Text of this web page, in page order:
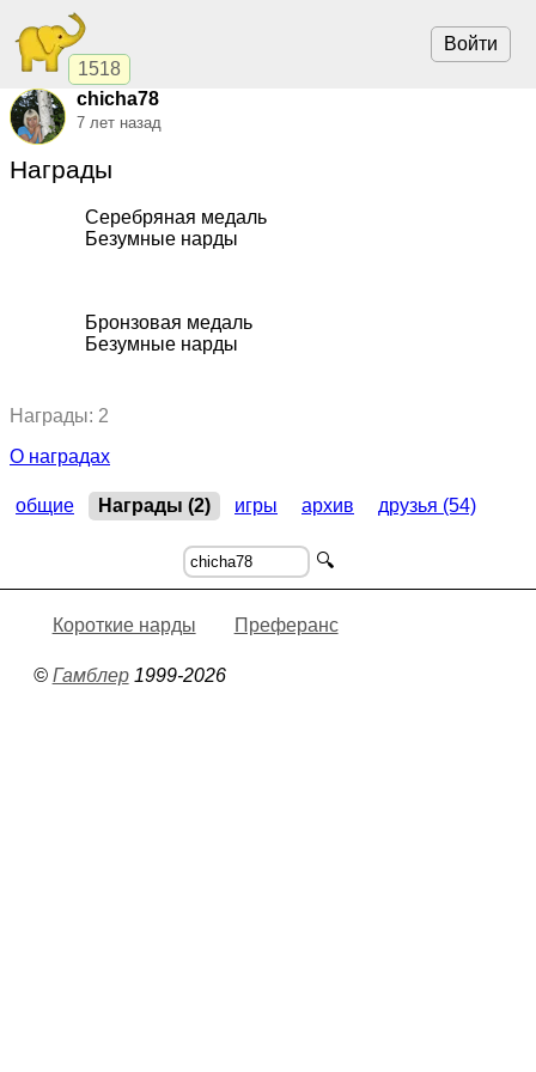
1518
Войти
chicha78
7 лет назад
Награды
Серебряная медаль
Безумные нарды
Бронзовая медаль
Безумные нарды
Награды: 2
О наградах
общие Награды (2) игры архив друзья (54)
🔍
Короткие нарды Преферанс
© Гамблер1999-2026